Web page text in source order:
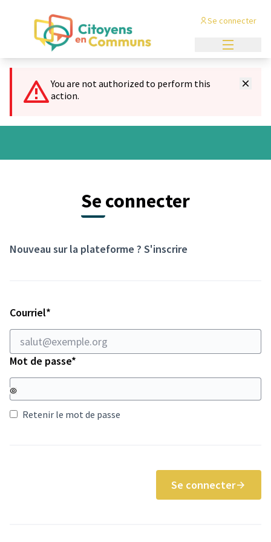
Menu
Se connecter
You are not authorized to perform this
action.
Se connecter
Nouveau sur la plateforme ? S'inscrire
Courriel*
Mot de passe*
Retenir le mot de passe
Se connecter